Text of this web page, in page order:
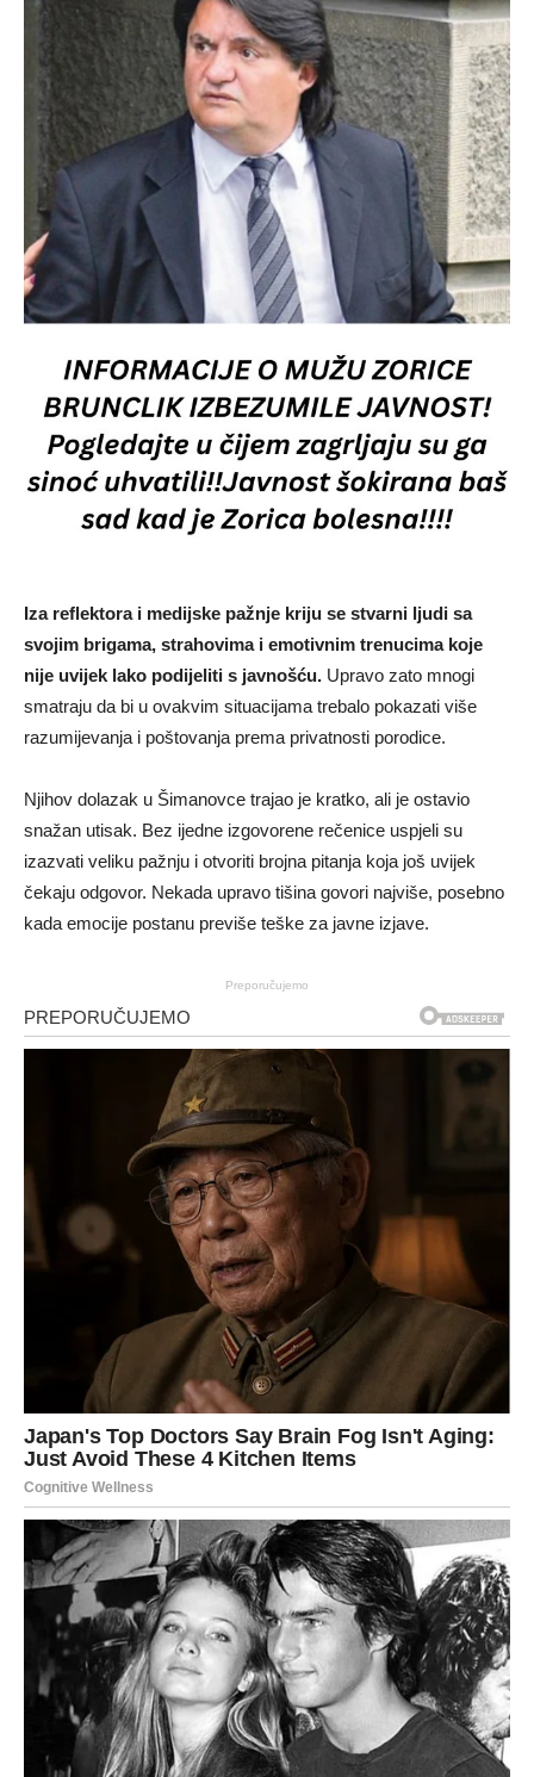
Iza reflektora i medijske pažnje kriju se stvarni ljudi sa
svojim brigama, strahovima i emotivnim trenucima koje
nije uvijek lako podijeliti s javnošću. Upravo zato mnogi
smatraju da bi u ovakvim situacijama trebalo pokazati više
razumijevanja i poštovanja prema privatnosti porodice.
Njihov dolazak u Šimanovce trajao je kratko, ali je ostavio
snažan utisak. Bez ijedne izgovorene rečenice uspjeli su
izazvati veliku pažnju i otvoriti brojna pitanja koja još uvijek
čekaju odgovor. Nekada upravo tišina govori najviše, posebno
kada emocije postanu previše teške za javne izjave.
Preporučujemo